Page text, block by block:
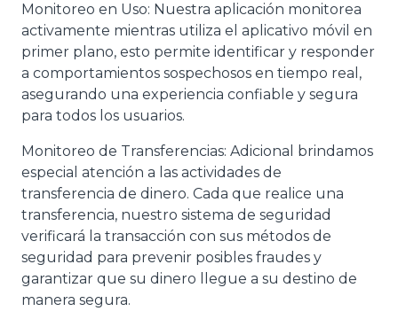
Monitoreo en Uso: Nuestra aplicación monitorea
activamente mientras utiliza el aplicativo móvil en
primer plano, esto permite identificar y responder
a comportamientos sospechosos en tiempo real,
asegurando una experiencia confiable y segura
para todos los usuarios.
Monitoreo de Transferencias: Adicional brindamos
especial atención a las actividades de
transferencia de dinero. Cada que realice una
transferencia, nuestro sistema de seguridad
verificará la transacción con sus métodos de
seguridad para prevenir posibles fraudes y
garantizar que su dinero llegue a su destino de
manera segura.